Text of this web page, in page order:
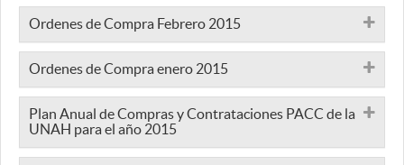
Ordenes de Compra Febrero 2015
Ordenes de Compra enero 2015
Plan Anual de Compras y Contrataciones PACC de la
UNAH para el año 2015